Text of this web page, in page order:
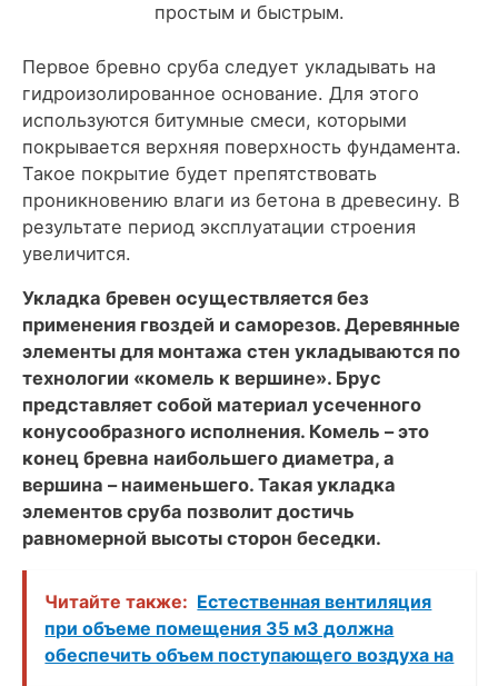
простым и быстрым.
Первое бревно сруба следует укладывать на
гидроизолированное основание. Для этого
используются битумные смеси, которыми
покрывается верхняя поверхность фундамента.
Такое покрытие будет препятствовать
проникновению влаги из бетона в древесину. В
результате период эксплуатации строения
увеличится.
Укладка бревен осуществляется без
применения гвоздей и саморезов. Деревянные
элементы для монтажа стен укладываются по
технологии «комель к вершине». Брус
представляет собой материал усеченного
конусообразного исполнения. Комель – это
конец бревна наибольшего диаметра, а
вершина – наименьшего. Такая укладка
элементов сруба позволит достичь
равномерной высоты сторон беседки.
Читайте также: Естественная вентиляция
при объеме помещения 35 м3 должна
обеспечить объем поступающего воздуха на